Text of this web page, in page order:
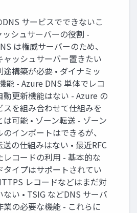
サービスでできないこ
ッシュサーバーの役割 -
は権威サーバーのため、
ャッシュサーバー置きたい
途構築が必要 • ダイナミッ
能 - Azure DNS 単体でレコ
動更新機能はない - Azure の
スを組み合わせて仕組みを
可能 • ゾーン転送 - ゾーン
のインポートはできるが、
送の仕組みはない • 最近RFC
レコードの利用 - 基本的な
タイプはサポートされてい
レコードなどはまだ対
い • TSIG などDNS サーバ
業の必要な機能 - これらに